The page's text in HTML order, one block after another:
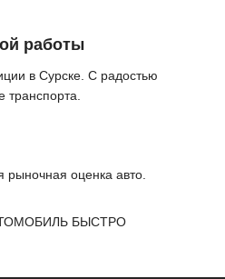
работы
в Сурске. С радостью
транспорта.
рыночная оценка авто.
БЫСТРО